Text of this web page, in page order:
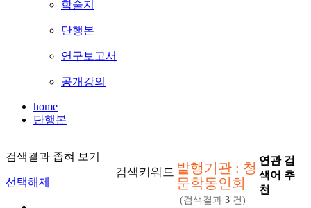
학술지
단행본
연구보고서
공개강의
home
단행본
검색결과 좁혀 보기
선택해제
검색키워드 발행기관 : 청
문학동인회
(검색결과 3 건)
연관 검
색어 추
천